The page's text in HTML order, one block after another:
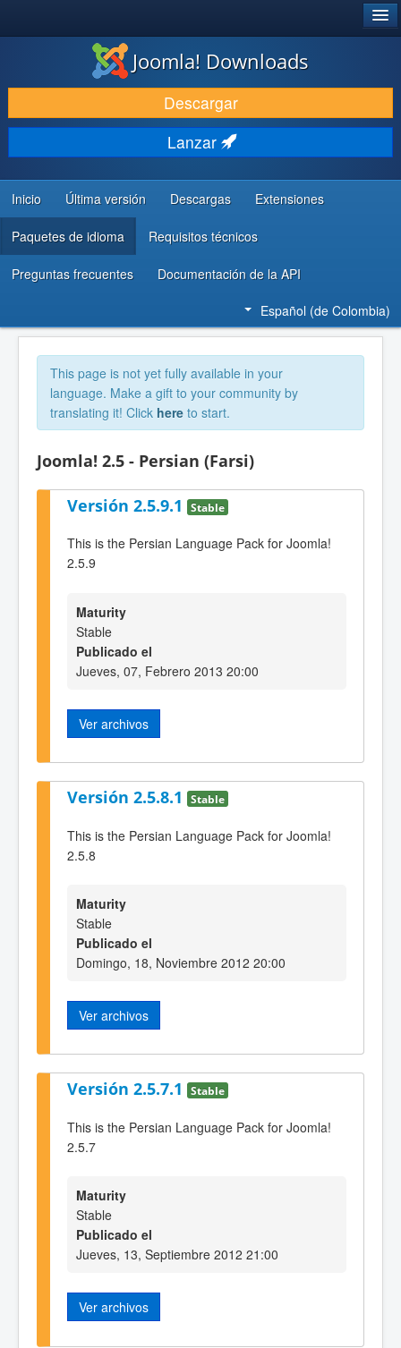
DESCARGAR
DESCUBRE Y APRENDE
COMUNIDAD Y AYUDA
RECURSOS PARA DESARROLLADORES
Joomla! Downloads
Descargar
Lanzar
Inicio Última versión Descargas Extensiones
Paquetes de idioma Requisitos técnicos
Preguntas frecuentes Documentación de la API
Español (de Colombia)
This page is not yet fully available in your
language. Make a gift to your community by
translating it! Click here to start.
Joomla! 2.5 - Persian (Farsi)
Versión 2.5.9.1 Stable
This is the Persian Language Pack for Joomla!
2.5.9
Maturity
Stable
Publicado el
Jueves, 07, Febrero 2013 20:00
Ver archivos
Versión 2.5.8.1 Stable
This is the Persian Language Pack for Joomla!
2.5.8
Maturity
Stable
Publicado el
Domingo, 18, Noviembre 2012 20:00
Ver archivos
Versión 2.5.7.1 Stable
This is the Persian Language Pack for Joomla!
2.5.7
Maturity
Stable
Publicado el
Jueves, 13, Septiembre 2012 21:00
Ver archivos